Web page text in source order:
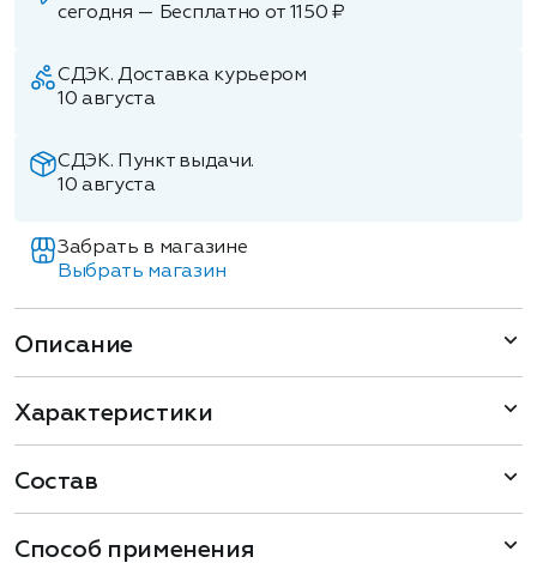
сегодня — Бесплатно от 1150 ₽
СДЭК. Доставка курьером
10 августа
СДЭК. Пункт выдачи.
10 августа
Забрать в магазине
Выбрать магазин
Описание
Характеристики
Состав
Способ применения